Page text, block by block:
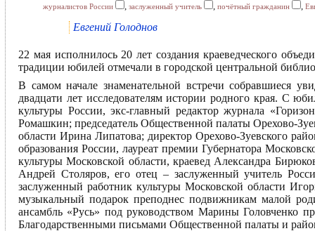
журналистов России
, заслуженный учитель , почётный гражданин ,
Евгений Голоднов
22 мая исполнилось 20 лет создания краеведческого
традиции юбилей отмечали в городской центральной
В самом начале знаменательной встречи собравшиеся
двадцати лет исследователям истории родного края. С
культуры России, экс-главный редактор журнала
Ромашкин; председатель Общественной палаты Орехово-
области Ирина Липатова; директор Орехово-Зуевского
образования России, лауреат премии Губернатора
культуры Московской области, краевед Александра
Андрей Столяров, его отец – заслуженный учитель
заслуженный работник культуры Московской области
музыкальный подарок преподнес подвижникам малой
ансамбль «Русь» под руководством Марины
Благодарственными письмами Общественной палаты и